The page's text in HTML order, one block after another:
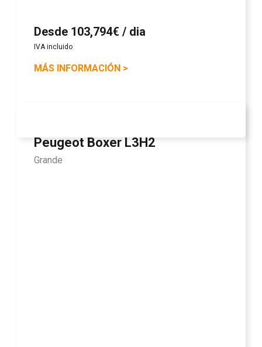
Desde 103,794€ / dia
IVA incluido
MÁS INFORMACIÓN >
Peugeot Boxer L3H2
Grande